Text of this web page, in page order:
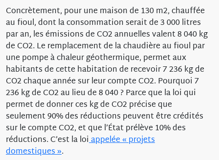
Concrètement, pour une maison de 130 m2, chauffée
au fioul, dont la consommation serait de 3 000 litres
par an, les émissions de CO2 annuelles valent 8 040 kg
de CO2. Le remplacement de la chaudière au fioul par
une pompe à chaleur géothermique, permet aux
habitants de cette habitation de recevoir 7 236 kg de
CO2 chaque année sur leur compte CO2. Pourquoi 7
236 kg de CO2 au lieu de 8 040 ? Parce que la loi qui
permet de donner ces kg de CO2 précise que
seulement 90% des réductions peuvent être crédités
sur le compte CO2, et que l’État prélève 10% des
réductions. C’est la loiappelée « projets
domestiques ».